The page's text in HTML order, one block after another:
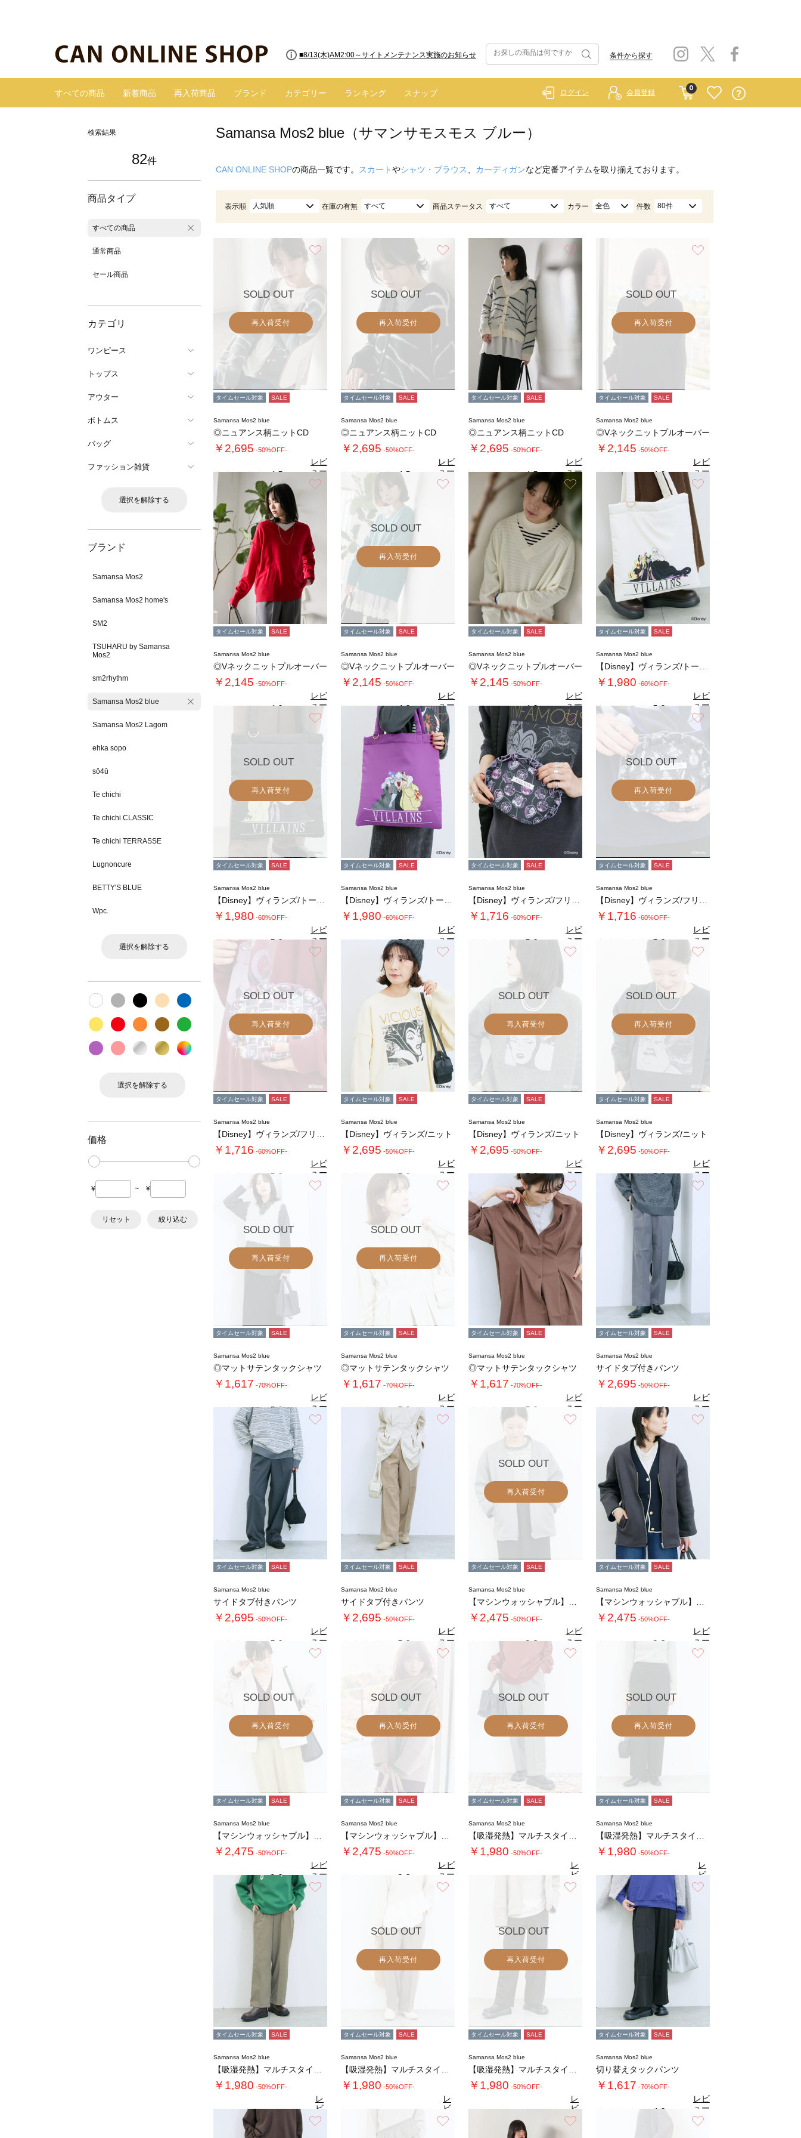
■【お知らせ】ヤマト運輸の配送遅延・停止について 条件から探す
すべての商品 新着商品 再入荷商品 ブランド カテゴリー ランキング スナップ
0
ログイン 会員登録
検索結果
82件
商品タイプ
すべての商品
通常商品
セール商品
カテゴリ
ワンピース
トップス
アウター
ボトムス
バッグ
ファッション雑貨
選択を解除する
ブランド
Samansa Mos2
Samansa Mos2 home's
SM2
TSUHARU by Samansa
Mos2
sm2rhythm
Samansa Mos2 blue
Samansa Mos2 Lagom
ehka sopo
sō4ū
Te chichi
Te chichi CLASSIC
Te chichi TERRASSE
Lugnoncure
BETTY'S BLUE
Wpc.
選択を解除する
選択を解除する
価格
¥ ~ ¥
リセット 絞り込む
Samansa Mos2 blue（サマンサモスモス ブルー）
CAN ONLINE SHOPの商品一覧です。 スカートやシャツ・ブラウス カーディガンなど定番アイテムを取り揃えております。
表示順 人気順 在庫の有無 すべて 商品ステータス すべて カラー 全色 件数 80件
SOLD OUT
再入荷受付
タイムセール対象 SALE
Samansa Mos2 blue
◎ニュアンス柄ニットCD
￥2,695 -50%OFF-
4.5（2）
レビ
ュー
を見
る
SOLD OUT
再入荷受付
タイムセール対象 SALE
Samansa Mos2 blue
◎ニュアンス柄ニットCD
￥2,695 -50%OFF-
4.5
レビ
ュー
を見
る
タイムセール対象 SALE
Samansa Mos2 blue
◎ニュアンス柄ニットCD
￥2,695 -50%OFF-
4.5（2）
レビ
ュー
を見
る
SOLD OUT
再入荷受付
タイムセール対象 SALE
Samansa Mos2 blue
◎Vネックニットプルオーバー
￥2,145 -50%OFF-
4.0（1）
レビ
ュー
を見
る
お気に入り
タイムセール対象 SALE
Samansa Mos2 blue
◎Vネックニットプルオーバー
￥2,145 -50%OFF-
4.0（1）
レビ
ュー
を見
る
SOLD OUT
再入荷受付
タイムセール対象 SALE
Samansa Mos2 blue
◎Vネックニットプルオーバー
￥2,145 -50%OFF-
4.0（1）
レビ
ュー
を見
る
タイムセール対象 SALE
Samansa Mos2 blue
◎Vネックニットプルオーバー
￥2,145 -50%OFF-
4.0（1）
レビ
ュー
を見
る
タイムセール対象 SALE
Samansa Mos2 blue
￥1,980 -60%OFF-
5.0（1）
レビ
ュー
を見
る
SOLD OUT
再入荷受付
タイムセール対象 SALE
Samansa Mos2 blue
￥1,980 -60%OFF-
5.0（1）
レビ
ュー
を見
る
お気に入り
タイムセール対象 SALE
Samansa Mos2 blue
￥1,980 -60%OFF-
5.0（1）
レビ
ュー
を見
る
お気に入り
タイムセール対象 SALE
Samansa Mos2 blue
￥1,716 -60%OFF-
5.0（2）
レビ
ュー
を見
る
SOLD OUT
再入荷受付
タイムセール対象 SALE
Samansa Mos2 blue
￥1,716 -60%OFF-
5.0（2）
レビ
ュー
を見
る
SOLD OUT
再入荷受付
タイムセール対象 SALE
Samansa Mos2 blue
￥1,716 -60%OFF-
5.0
レビ
ュー
を見
る
タイムセール対象 SALE
Samansa Mos2 blue
【Disney】ヴィランズ/ニット
￥2,695 -50%OFF-
5.0
レビ
ュー
を見
る
SOLD OUT
再入荷受付
タイムセール対象 SALE
Samansa Mos2 blue
【Disney】ヴィランズ/ニット
￥2,695 -50%OFF-
5.0（2）
レビ
ュー
を見
る
SOLD OUT
再入荷受付
タイムセール対象 SALE
Samansa Mos2 blue
【Disney】ヴィランズ/ニット
￥2,695 -50%OFF-
5.0（2）
レビ
ュー
を見
る
SOLD OUT
再入荷受付
タイムセール対象 SALE
Samansa Mos2 blue
◎マットサテンタックシャツ
￥1,617 -70%OFF-
5.0（1）
レビ
ュー
を見
る
SOLD OUT
再入荷受付
タイムセール対象 SALE
Samansa Mos2 blue
◎マットサテンタックシャツ
￥1,617 -70%OFF-
5.0（1）
レビ
ュー
を見
る
タイムセール対象 SALE
Samansa Mos2 blue
◎マットサテンタックシャツ
￥1,617 -70%OFF-
5.0
レビ
ュー
を見
る
タイムセール対象 SALE
Samansa Mos2 blue
サイドタブ付きパンツ
￥2,695 -50%OFF-
5.0（1）
レビ
ュー
を見
る
タイムセール対象 SALE
Samansa Mos2 blue
サイドタブ付きパンツ
￥2,695 -50%OFF-
5.0
レビ
ュー
を見
る
タイムセール対象 SALE
Samansa Mos2 blue
サイドタブ付きパンツ
￥2,695 -50%OFF-
5.0（1）
レビ
ュー
を見
る
SOLD OUT
再入荷受付
タイムセール対象 SALE
Samansa Mos2 blue
￥2,475 -50%OFF-
2.8（5）
レビ
ュー
を見
る
タイムセール対象 SALE
Samansa Mos2 blue
￥2,475 -50%OFF-
2.8 （5）
レビ
ュー
を見
る
SOLD OUT
再入荷受付
タイムセール対象 SALE
Samansa Mos2 blue
￥2,475 -50%OFF-
2.8（5）
レビ
ュー
を見
る
SOLD OUT
再入荷受付
タイムセール対象 SALE
Samansa Mos2 blue
￥2,475 -50%OFF-
2.8 （5）
レビ
ュー
を見
る
SOLD OUT
再入荷受付
タイムセール対象 SALE
Samansa Mos2 blue
￥1,980 -50%OFF-
（27）
レ
ビ
ュ
ー
SOLD OUT
再入荷受付
タイムセール対象 SALE
Samansa Mos2 blue
￥1,980 -50%OFF-
4.7 （27）
レ
ビ
ュ
ー
タイムセール対象 SALE
Samansa Mos2 blue
￥1,980 -50%OFF-
（27）
レ
ビ
ュ
ー
SOLD OUT
再入荷受付
タイムセール対象 SALE
Samansa Mos2 blue
￥1,980 -50%OFF-
レ
ビ
ュ
ー
お気に入り
SOLD OUT
再入荷受付
タイムセール対象 SALE
Samansa Mos2 blue
￥1,980 -50%OFF-
4.7 （27）
レ
ビ
ュ
ー
タイムセール対象 SALE
Samansa Mos2 blue
切り替えタックパンツ
￥1,617 -70%OFF-
4.0（1）
レビ
ュー
を見
る